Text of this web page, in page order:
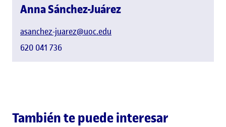
Anna Sánchez-Juárez
asanchez-juarez@uoc.edu
620 041 736
También te puede interesar